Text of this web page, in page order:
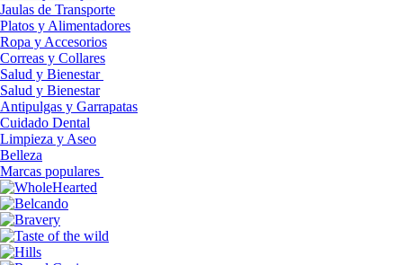
Jaulas de Transporte
Platos y Alimentadores
Ropa y Accesorios
Correas y Collares
Salud y Bienestar
Salud y Bienestar
Antipulgas y Garrapatas
Cuidado Dental
Limpieza y Aseo
Belleza
Marcas populares